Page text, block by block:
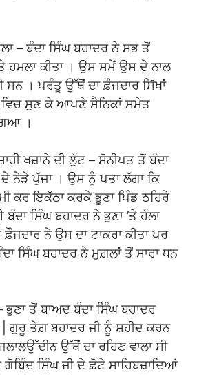
– ਬੰਦਾ ਸਿੰਘ ਬਹਾਦਰ ਨੇ ਸਭ ਤੋਂ
ਹਮਲਾ ਕੀਤਾ । ਉਸ ਸਮੇਂ ਉਸ ਦੇ ਨਾਲ
ਸਨ । ਪਰੰਤੂ ਉੱਥੋਂ ਦਾ ਫ਼ੌਜਦਾਰ ਸਿੱਖਾਂ
ਵਿਚ ਸੁਣ ਕੇ ਆਪਣੇ ਸੈਨਿਕਾਂ ਸਮੇਤ
।
ਖਜ਼ਾਨੇ ਦੀ ਲੁੱਟ – ਸੋਨੀਪਤ ਤੋਂ ਬੰਦਾ
ਨੇੜੇ ਪੁੱਜਾ । ਉਸ ਨੂੰ ਪਤਾ ਲੱਗਾ ਕਿ
ਕਰ ਇਕੱਠਾ ਕਰਕੇ ਭੂਣਾ ਪਿੰਡ ਠਹਿਰੇ
ਸਿੰਘ ਬਹਾਦਰ ਨੇ ਭੁਣਾ ’ਤੇ ਹੱਲਾ
ਨੇ ਉਸ ਦਾ ਟਾਕਰਾ ਕੀਤਾ ਪਰ
ਸਿੰਘ ਬਹਾਦਰ ਨੇ ਮੁਗ਼ਲਾਂ ਤੋਂ ਸਾਰਾ ਧਨ
ਭੁਣਾ ਤੋਂ ਬਾਅਦ ਬੰਦਾ ਸਿੰਘ ਬਹਾਦਰ
ਗੁਰੂ ਤੇਗ਼ ਬਹਾਦਰ ਜੀ ਨੂੰ ਸ਼ਹੀਦ ਕਰਨ
ਉੱਥੋਂ ਦਾ ਰਹਿਣ ਵਾਲਾ ਸੀ
ਗੋਬਿੰਦ ਸਿੰਘ ਜੀ ਦੇ ਛੋਟੇ ਸਾਹਿਬਜ਼ਾਦਿਆਂ